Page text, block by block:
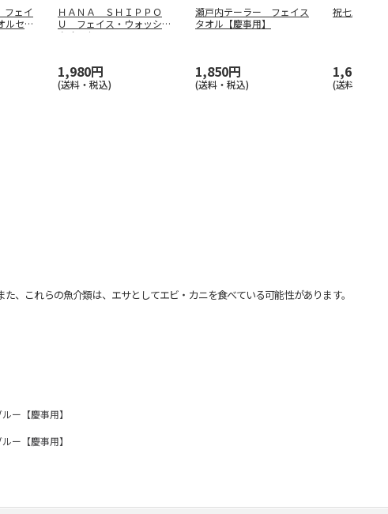
ェイ
ルセッ
ＨＡＮＡ ＳＨＩＰＰＯ
Ｕ フェイス・ウォッシュ
タオルセット
1,980円
(送料・税込)
瀬戸内テーラー フェイス
タオル【慶事用】
1,850円
(送料・税込)
祝七宝 タ
1,650円
(送料別・税
これらの魚介類は、エサとしてエビ・カニを食べている可能性があります。
ー【慶事用】
ー【慶事用】